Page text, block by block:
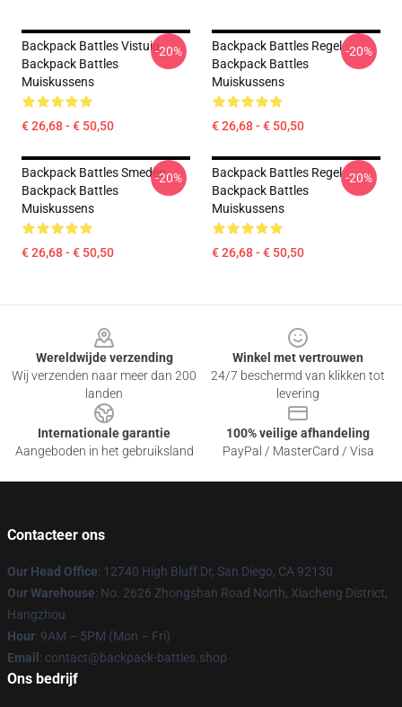
Backpack Battles Vistuig
Backpack Battles
Muiskussens
€ 26,68 - € 50,50
-20%
Backpack Battles Regel
Backpack Battles
Muiskussens
€ 26,68 - € 50,50
-20%
Backpack Battles Smeden
Backpack Battles
Muiskussens
€ 26,68 - € 50,50
-20%
Backpack Battles Regel
Backpack Battles
Muiskussens
€ 26,68 - € 50,50
-20%
Wereldwijde verzending
Wij verzenden naar meer dan 200
landen
Winkel met vertrouwen
24/7 beschermd van klikken tot
levering
Internationale garantie
Aangeboden in het gebruiksland
100% veilige afhandeling
PayPal / MasterCard / Visa
Contacteer ons
Our Head Office: 12740 High Bluff Dr, San Diego, CA 92130
Our Warehouse: No. 2626 Zhongshan Road North, Xiacheng District,
Hangzhou
Hour: 9AM – 5PM (Mon – Fri)
Email : contact@backpack-battles.shop
Ons bedrijf